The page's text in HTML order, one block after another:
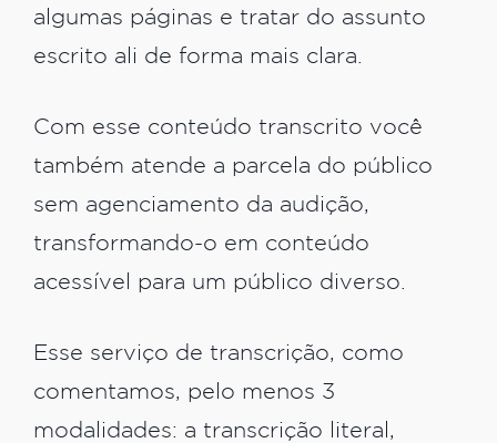
algumas páginas e tratar do assunto
escrito ali de forma mais clara.
Com esse conteúdo transcrito você
também atende a parcela do público
sem agenciamento da audição,
transformando-o em conteúdo
acessível para um público diverso.
Esse serviço de transcrição, como
comentamos, pelo menos 3
modalidades: a transcrição literal,